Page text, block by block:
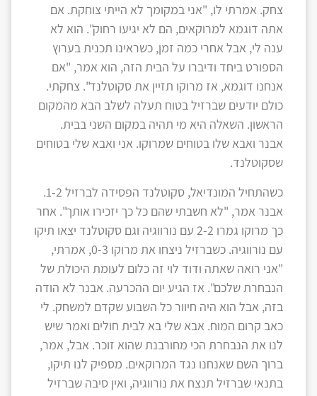
צחק. אמרתי לו, "אני במקומך לא הייתי צוחקת. אם
אתה דוגמא למרוקאים, הם לא יגיעו רחוק". הוא לא
ענה לי, אבל אחרי כמה זמן, כשראינו תכנית בערוץ
הספורט ביחד ודיברו על הבית הזה, הוא אמר, "אם
אנחנו דוגמא, אז מרוקו תזיין את סקוטלנד". צחקתי.
כולם יודעים שברזיל בטוח תעלה לשלב הבא מהמקום
הראשון. השאלה היא מי תהיה במקום השני בבית.
אבנר ואבא שלו בטוחים שמרוקו. אני ואבא שלי בטוחים
שסקוטלנד.
כשהתחיל המונדיאל, סקוטלנד הפסידה לברזיל 1-2.
אבנר אמר, "לא חשבתי שהם כל כך יזכירו אותך". אחר
כך מרוקו גמרו 2-2 עם נורווגיה וגם סקוטלנד יצאו תיקו
עם נורווגיה. כשברזיל ניצחו את מרוקו 0-3, אמרתי,
"אני רואה שאתה ודוד לוי זה כלום לעומת היכולת של
הנבחרת שלכם". אז הגיע יום ההכרעה. אבנר לא הודה
בזה, אבל הוא היה חיוור כל השבוע שקדם למשחק. לי
כאב קרום המוח. אבא שלי בא לבית חולים ואמר שיש
לנו את הנבחרת הכי מחורבנת שהוא זוכר. אבל, אמר,
ברוך השם שאנחנו נגד המרוקאים. מספיק לנו תיקו,
בתנאי שברזיל תנצח את נורווגיה, ואין סיבה שברזיל